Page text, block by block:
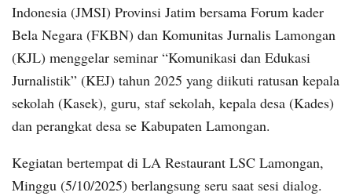
Indonesia (JMSI) Provinsi Jatim bersama Forum kader
Bela Negara (FKBN) dan Komunitas Jurnalis Lamongan
(KJL) menggelar seminar “Komunikasi dan Edukasi
Jurnalistik” (KEJ) tahun 2025 yang diikuti ratusan kepala
sekolah (Kasek), guru, staf sekolah, kepala desa (Kades)
dan perangkat desa se Kabupaten Lamongan.
Kegiatan bertempat di LA Restaurant LSC Lamongan,
Minggu (5/10/2025) berlangsung seru saat sesi dialog.